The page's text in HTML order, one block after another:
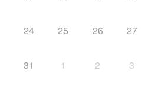
24 25 26 27
31 1 2 3